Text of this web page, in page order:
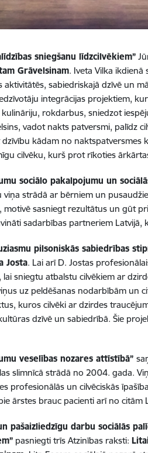
sniegšanu līdzcilvēkiem”
Grāvelsinam. Iveta Vilka
sabiedriskajā dzīvē un
integrācijas projektiem,
rokdarbus, sniedzot
vadot nakts patversmi, palīdz
kādam no naktspatversmes
cilvēku, kurš prot rīkoties
sociālo pakalpojumu un
viņa strādā ar bērniem un
sasniegt rezultātus un gūt
sadarbības partneriem Latvijā,
pilsoniskās sabiedrības
Josta. Lai arī D. Jostas
sniegtu atbalstu cilvēkiem ar
uz peldēšanas nodarbībām un
kuros cilvēki ar dzirdes
dzīvē un sabiedrībā. Šie
veselības nozares attīstībā”
slimnīcā strādā no 2004. gada.
profesionālās un cilvēciskās
ārstes brauc pacienti arī no citām
pašaizliedzīgu darbu sociālās
pasniegti trīs Atzinības raksti: